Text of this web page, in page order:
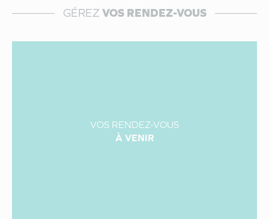
GÉREZ VOS RENDEZ-VOUS
VOS RENDEZ-VOUS
À VENIR